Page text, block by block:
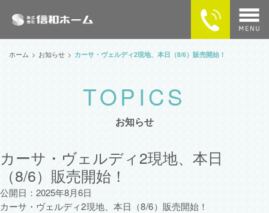
ホーム お知らせ カーサ・ヴェルディ2現地、本日（8/6）販売開始！
お知らせ
カーサ・ヴェルディ2現地、本日
（8/6）販売開始！
公開日：2025年8月6日
カーサ・ヴェルディ2現地、本日（8/6）販売開始！
home
企業情報
供給実績